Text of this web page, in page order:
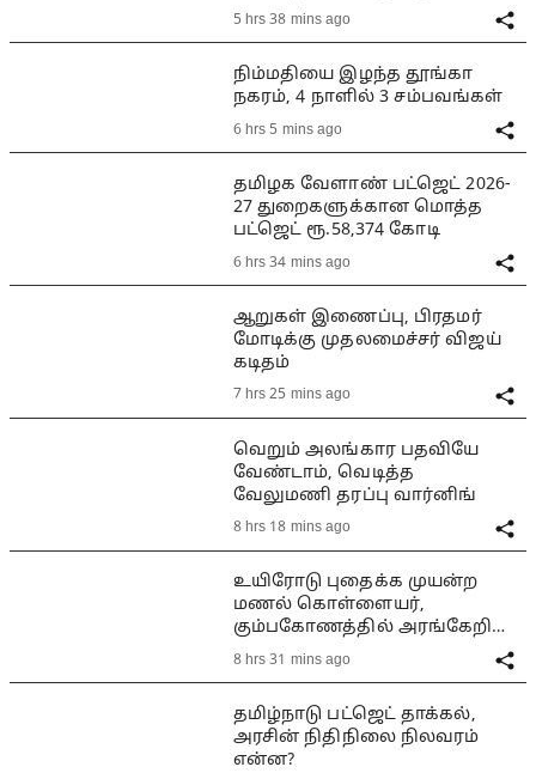
5 hrs 38 mins ago
நிம்மதியை இழந்த தூங்கா
நகரம், 4 நாளில் 3 சம்பவங்கள்
6 hrs 5 mins ago
தமிழக வேளாண் பட்ஜெட் 2026-
27 துறைகளுக்கான மொத்த
பட்ஜெட் ரூ.58,374 கோடி
6 hrs 34 mins ago
ஆறுகள் இணைப்பு, பிரதமர்
மோடிக்கு முதலமைச்சர் விஜய்
கடிதம்
7 hrs 25 mins ago
வெறும் அலங்கார பதவியே
வேண்டாம், வெடித்த
வேலுமணி தரப்பு வார்னிங்
8 hrs 18 mins ago
உயிரோடு புதைக்க முயன்ற
மணல் கொள்ளையர்,
கும்பகோணத்தில் அரங்கேறிய
பயங்கரம்
8 hrs 31 mins ago
தமிழ்நாடு பட்ஜெட் தாக்கல்,
அரசின் நிதிநிலை நிலவரம்
என்ன?